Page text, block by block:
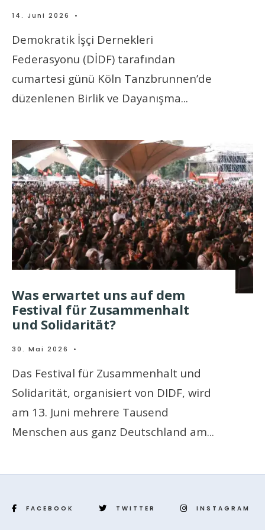
14. Juni 2026 •
Demokratik İşçi Dernekleri
Federasyonu (DİDF) tarafından
cumartesi günü Köln Tanzbrunnen’de
düzenlenen Birlik ve Dayanışma...
Was erwartet uns auf dem
Festival für Zusammenhalt
und Solidarität?
30. Mai 2026 •
Das Festival für Zusammenhalt und
Solidarität, organisiert von DIDF, wird
am 13. Juni mehrere Tausend
Menschen aus ganz Deutschland am...
FACEBOOK TWITTER INSTAGRAM